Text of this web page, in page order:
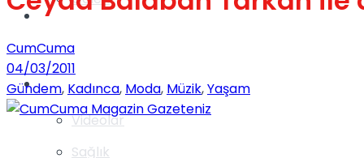
Videolar
Gündem
Yaşam
Sağlık
CumCuma
04/03/2011
Gündem, Kadınca, Moda, Müzik,Yaşam